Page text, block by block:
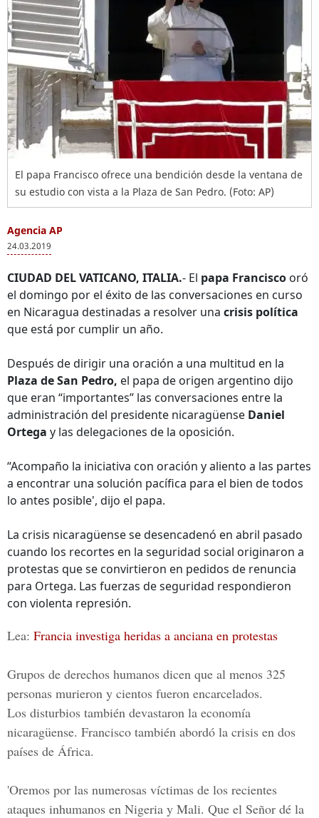
El papa Francisco ofrece una bendición desde la ventana de
su estudio con vista a la Plaza de San Pedro. (Foto: AP)
Agencia AP
24.03.2019
CIUDAD DEL VATICANO, ITALIA.- El papa Francisco oró
el domingo por el éxito de las conversaciones en curso
en Nicaragua destinadas a resolver una crisis política
que está por cumplir un año.
Después de dirigir una oración a una multitud en la
Plaza de San Pedro, el papa de origen argentino dijo
que eran “importantes” las conversaciones entre la
administración del presidente nicaragüense Daniel
Ortega y las delegaciones de la oposición.
“Acompaño la iniciativa con oración y aliento a las partes
a encontrar una solución pacífica para el bien de todos
lo antes posible', dijo el papa.
La crisis nicaragüense se desencadenó en abril pasado
cuando los recortes en la seguridad social originaron a
protestas que se convirtieron en pedidos de renuncia
para Ortega. Las fuerzas de seguridad respondieron
con violenta represión.
Lea: Francia investiga heridas a anciana en protestas
Grupos de derechos humanos dicen que al menos 325
personas murieron y cientos fueron encarcelados.
Los disturbios también devastaron la economía
nicaragüense. Francisco también abordó la crisis en dos
países de África.
'Oremos por las numerosas víctimas de los recientes
ataques inhumanos en Nigeria y Mali. Que el Señor dé la